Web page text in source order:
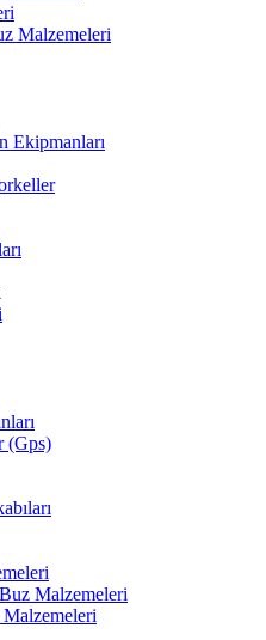
Malzemeleri
Ekipmanları
(Gps)
Malzemeleri